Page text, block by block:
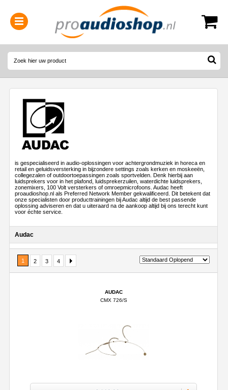
0314-364515
is gespecialiseerd in audio-oplossingen voor achtergrondmuziek in horeca en
retail en geluidsversterking in bijzondere settings zoals kerken en moskeeën,
collegezalen of outdoortoepassingen zoals sportvelden. Denk hierbij aan
luidsprekers voor in het plafond, luidsprekerzuilen, waterdichte luidsprekers,
zonemixers, 100 Volt versterkers of omroepmicrofoons. Audac heeft
proaudioshop.nl als Preferred Network Member gekwalificeerd. Dit betekent dat
onze specialisten door producttrainingen bij Audac altijd de best passende
oplossing adviseren en dat u uiteraard na de aankoop altijd bij ons terecht kunt
voor échte service.
Audac
1 2 3 4
AUDAC
CMX 726/S